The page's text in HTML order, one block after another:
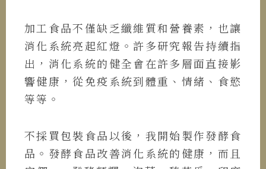
加工食品不僅缺乏纖維質和營養素，也讓
消化系統亮起紅燈。許多研究報告持續指
出，消化系統的健全會在許多層面直接影
響健康，從免疫系統到體重、情緒、食慾
等等。
不採買包裝食品以後，我開始製作發酵食
品。發酵食品改善消化系統的健康，而且